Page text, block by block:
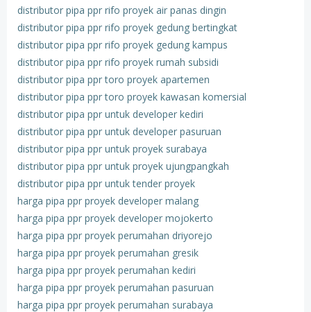
distributor pipa ppr rifo proyek air panas dingin
distributor pipa ppr rifo proyek gedung bertingkat
distributor pipa ppr rifo proyek gedung kampus
distributor pipa ppr rifo proyek rumah subsidi
distributor pipa ppr toro proyek apartemen
distributor pipa ppr toro proyek kawasan komersial
distributor pipa ppr untuk developer kediri
distributor pipa ppr untuk developer pasuruan
distributor pipa ppr untuk proyek surabaya
distributor pipa ppr untuk proyek ujungpangkah
distributor pipa ppr untuk tender proyek
harga pipa ppr proyek developer malang
harga pipa ppr proyek developer mojokerto
harga pipa ppr proyek perumahan driyorejo
harga pipa ppr proyek perumahan gresik
harga pipa ppr proyek perumahan kediri
harga pipa ppr proyek perumahan pasuruan
harga pipa ppr proyek perumahan surabaya